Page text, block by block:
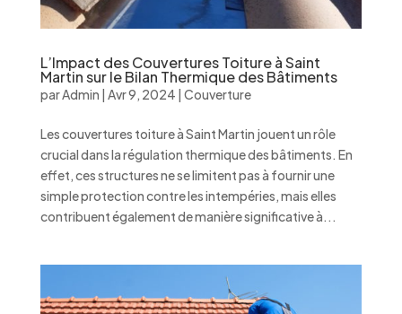
L’Impact des Couvertures Toiture à Saint
Martin sur le Bilan Thermique des Bâtiments
parAdmin | Avr 9, 2024 | Couverture
Les couvertures toiture à Saint Martin jouent un rôle
crucial dans la régulation thermique des bâtiments. En
effet, ces structures ne se limitent pas à fournir une
simple protection contre les intempéries, mais elles
contribuent également de manière significative à...